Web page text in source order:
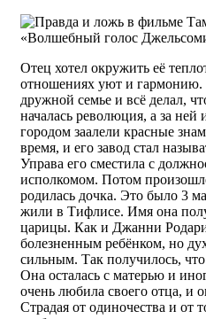
Отец хотел окружить её
отношениях уют и
дружной семье и всё делал,
началась революция, а за
городом заалели красные
время, и его завод стал
Управа его сместила с
исполкомом. Потом
родилась дочка. Это было 3
жили в Тифлисе. Имя она
царицы. Как и Джанни
болезненным ребёнком, но
сильным. Так получилось,
Она осталась с матерью и
очень любила своего отца, и
Страдая от одиночества и от